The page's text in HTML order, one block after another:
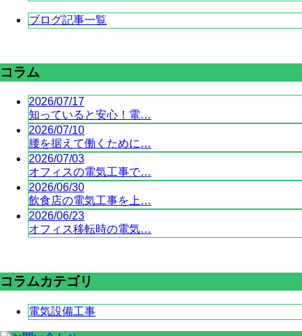
ブログ記事一覧
コラム
2026/07/17
知っていると安心！電…
2026/07/10
腰を据えて働くために…
2026/07/03
オフィスの電気工事で…
2026/06/30
飲食店の電気工事を上…
2026/06/23
オフィス移転時の電気…
コラムカテゴリ
電気設備工事